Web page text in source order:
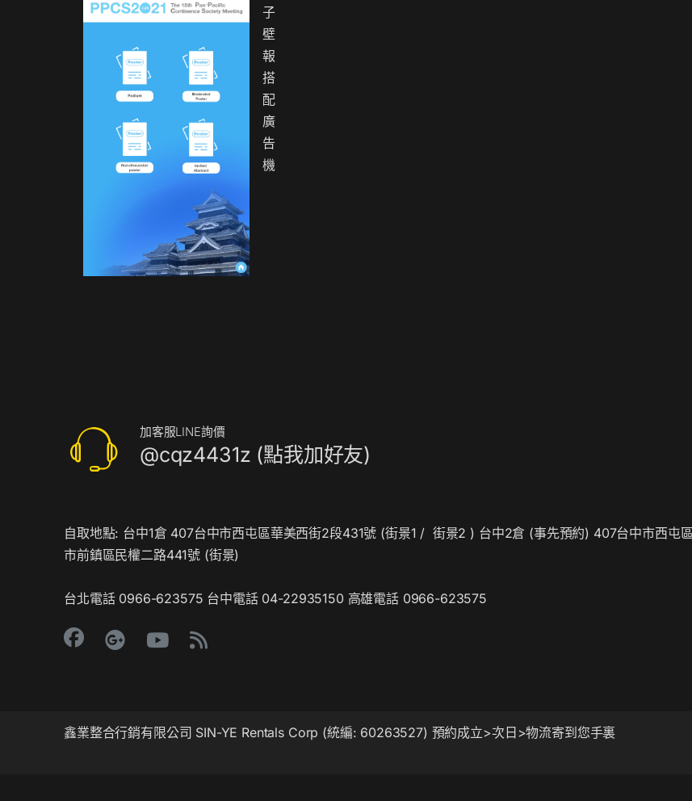
子
壁
報
搭
配
廣
告
機
加客服LINE詢價
@cqz4431z (點我加好友)
自取地點: 台中1倉 407台中市西屯區華美西街2段431號 (街景1 / 街景2 ) 台中2倉 (事先預約) 407台中市西屯
市前鎮區民權二路441號 (街景)
台北電話 0966-623575 台中電話 04-22935150 高雄電話 0966-623575
鑫業整合行銷有限公司 SIN-YE Rentals Corp (統編: 60263527) 預約成立>次日>物流寄到您手裏